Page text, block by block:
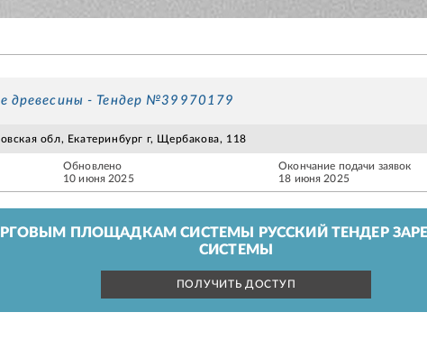
древесины - Тендер №39970179
обл, Екатеринбург г, Щербакова, 118
Обновлено
10 июня 2025
Окончание подачи заявок
18 июня 2025
ПЛОЩАДКАМ СИСТЕМЫ РУССКИЙ ТЕНДЕР
СИСТЕМЫ
ПОЛУЧИТЬ ДОСТУП